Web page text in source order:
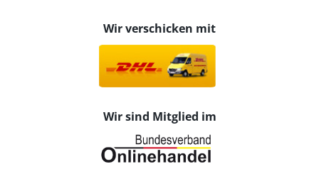
Wir verschicken mit
Wir sind Mitglied im